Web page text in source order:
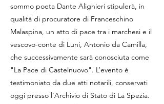
sommo poeta Dante Alighieri stipulerà, in
qualità di procuratore di Franceschino
Malaspina, un atto di pace tra i marchesi e il
vescovo-conte di Luni, Antonio da Camilla,
che successivamente sarà conosciuta come
"La Pace di Castelnuovo". L’evento è
testimoniato da due atti notarili, conservati
oggi presso l’Archivio di Stato di La Spezia.